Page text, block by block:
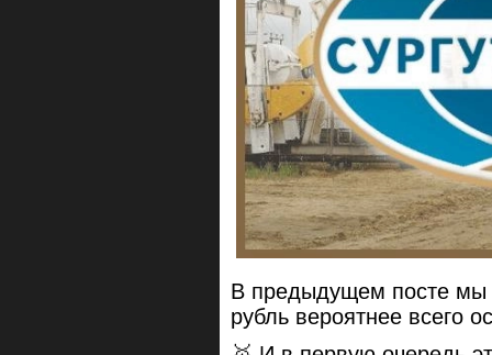
В предыдущем посте мы
рубль вероятнее всего